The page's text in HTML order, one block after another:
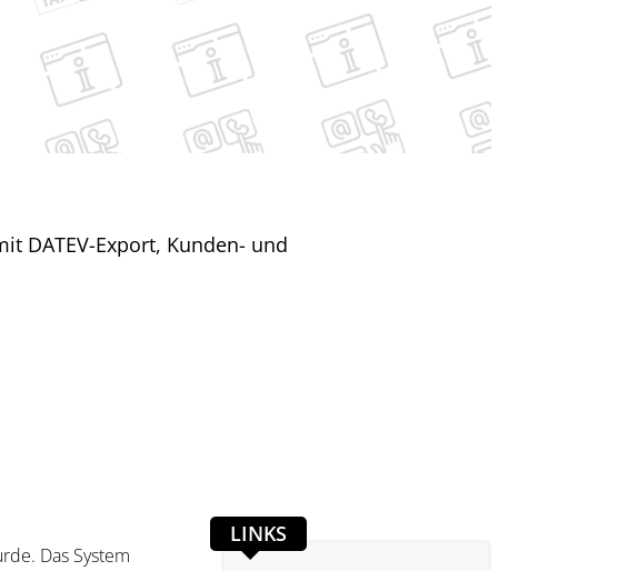
DATEV-Export, Kunden- und
Das System
LINKS